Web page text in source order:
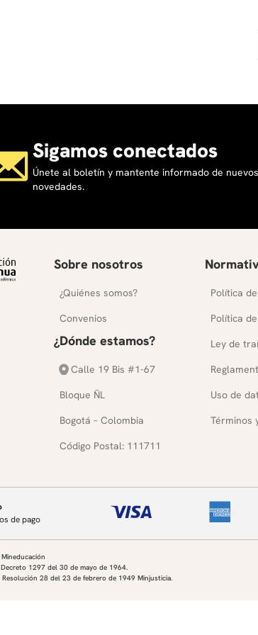
los objetivos de aprendizaje y el tipo de
Sigamos conectados
Únete al boletín y mantente informado de
novedades.
Sobre nosotros
¿Quiénes somos?
Convenios
¿Dónde estamos?
Calle 19 Bis #1-67
Bloque ÑL
Bogotá – Colombia
Código Postal: 111711
Política
Política
Ley de
Uso de
Términos
de pago
1297 del 30 de mayo de 1964.
28 del 23 de febrero de 1949 Minjusticia.